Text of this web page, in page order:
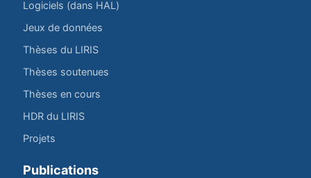
Logiciels (dans HAL)
Jeux de données
Thèses du LIRIS
Thèses soutenues
Thèses en cours
HDR du LIRIS
Projets
Publications